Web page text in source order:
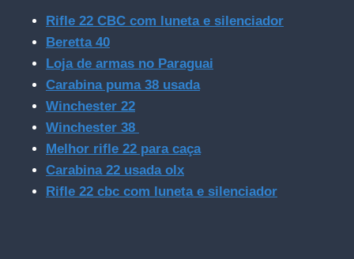
Rifle 22 CBC com luneta e silenciador
Beretta 40
Loja de armas no Paraguai
Carabina puma 38 usada
Winchester 22
Winchester 38
Melhor rifle 22 para caça
Carabina 22 usada olx
Rifle 22 cbc com luneta e silenciador